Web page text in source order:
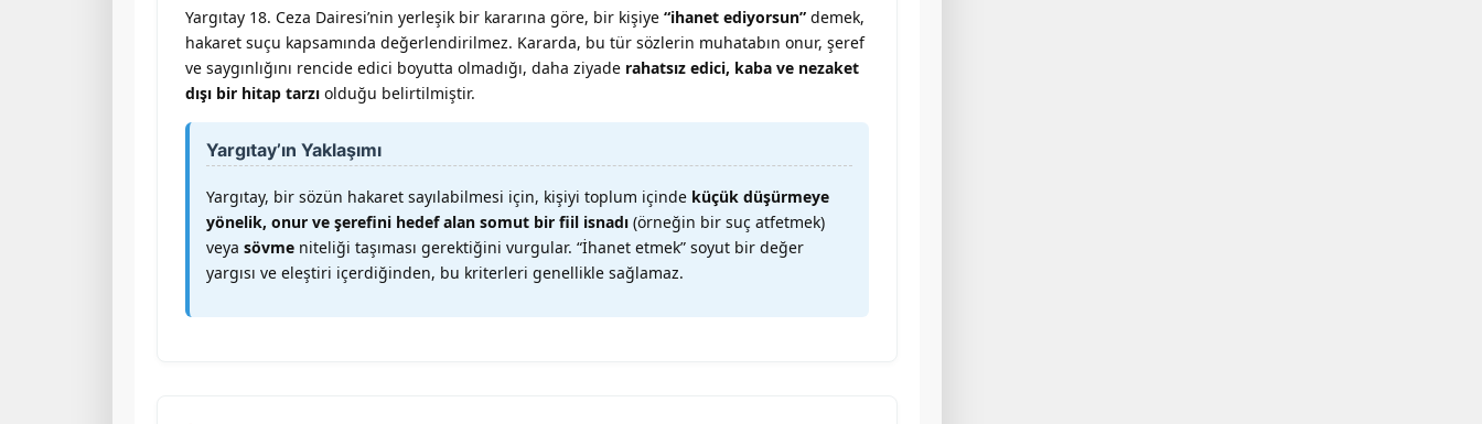
Yargıtay 18. Ceza Dairesi’nin yerleşik bir kararına göre, bir kişiye “ihanet ediyorsun” demek,
hakaret suçu kapsamında değerlendirilmez. Kararda, bu tür sözlerin muhatabın onur, şeref
ve saygınlığını rencide edici boyutta olmadığı, daha ziyade rahatsız edici, kaba ve nezaket
dışı bir hitap tarzı olduğu belirtilmiştir.
Yargıtay’ın Yaklaşımı
Yargıtay, bir sözün hakaret sayılabilmesi için, kişiyi toplum içinde küçük düşürmeye
yönelik, onur ve şerefini hedef alan somut bir fiil isnadı (örneğin bir suç atfetmek)
veya sövme niteliği taşıması gerektiğini vurgular. “İhanet etmek” soyut bir değer
yargısı ve eleştiri içerdiğinden, bu kriterleri genellikle sağlamaz.